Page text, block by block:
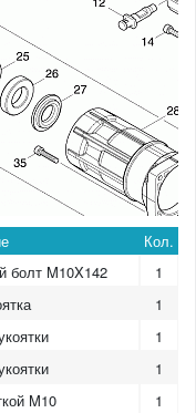
Кол.
болт M10X142
1
1
1
1
M10
1